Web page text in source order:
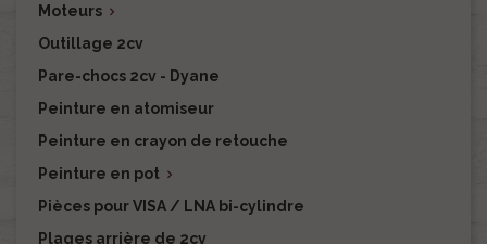
Moteurs 
Outillage 2cv
Pare-chocs 2cv - Dyane
Peinture en atomiseur
Peinture en crayon de retouche
Peinture en pot 
Pièces pour VISA / LNA bi-cylindre
Plages arrière de 2cv